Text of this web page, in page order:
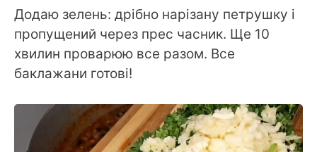
Додаю зелень: дрібно нарізану петрушку і
пропущений через прес часник. Ще 10
хвилин проварюю все разом. Все
баклажани готові!